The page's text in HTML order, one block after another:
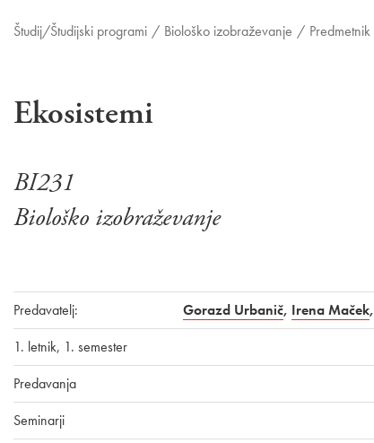
Študij/Študijski programi / Biološko izobraževanje / Predmetnik
Ekosistemi
BI231
Biološko izobraževanje
Predavatelj: Gorazd Urbanič, Irena Maček,
1. letnik, 1. semester
Predavanja
Seminarji